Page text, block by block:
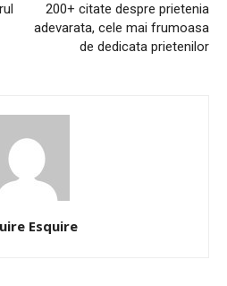
200+ citate despre prietenia
adevarata, cele mai frumoasa
de dedicata prietenilor
Esquire